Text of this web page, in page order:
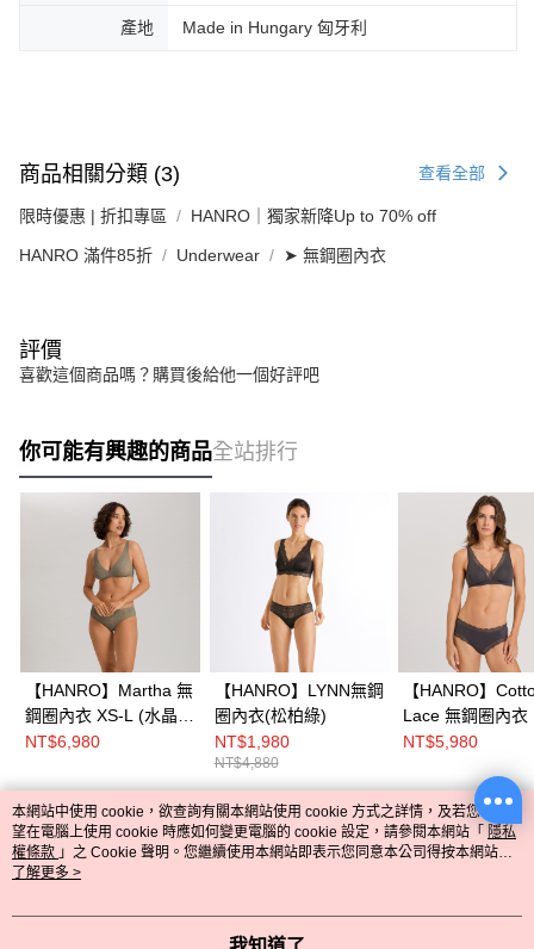
產地 Made in Hungary 匈牙利
商品相關分類 (3) 查看全部
限時優惠 | 折扣專區 HANRO｜獨家新降Up to 70% off
HANRO 滿件85折 Underwear ➤ 無鋼圈內衣
評價
喜歡這個商品嗎？購買後給他一個好評吧
你可能有興趣的商品全站排行
【HANRO】Martha 無
鋼圈內衣 XS-L (水晶
綠)
NT$6,980
【HANRO】LYNN無鋼
圈內衣(松柏綠)
NT$1,980
NT$4,880
【HANRO】
Lace 無鋼圈內衣
罩杯 (錨綠)
NT$5,980
熱門標籤
本網站中使用 cookie，欲查詢有關本網站使用 cookie 方式之詳情，及若您不希
望在電腦上使用 cookie 時應如何變更電腦的 cookie 設定，請參閱本網站「 隱私
權條款 」之 Cookie 聲明。您繼續使用本網站即表示您同意本公司得按本網站使
用條款之 Cookie 聲明使用 cookie。
了解更多 >